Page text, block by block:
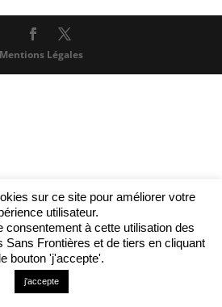
Mentions Légales
sur ce site pour améliorer votre
utilisateur.
consentement à cette utilisation des
Sans Frontières et de tiers en cliquant
bouton 'j'accepte'.
j'accepte